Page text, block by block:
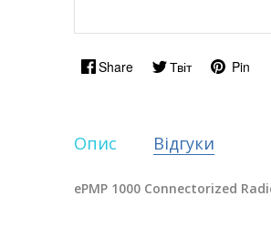
Share Твіт Pin
Опис Відгуки
ePMP 1000 Connectorized